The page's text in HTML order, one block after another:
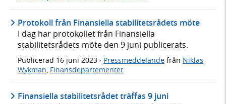
Protokoll från Finansiella stabilitetsrådets möte
I dag har protokollet från Finansiella
stabilitetsrådets möte den 9 juni publicerats.
Publicerad 16 juni 2023 · Pressmeddelande från Niklas
Wykman, Finansdepartementet
Finansiella stabilitetsrådet träffas 9 juni